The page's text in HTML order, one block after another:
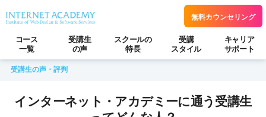
無料カウンセリング
コース
一覧
受講生
の声
スクールの
特長
受講
スタイル
キャリア
サポート
受講生の声・評判
インターネット・アカデミーに通う受講生